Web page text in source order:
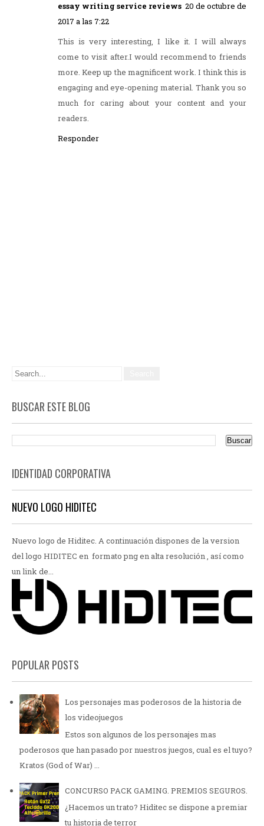
essay writing service reviews 20 de octubre de
2017 a las 7:22
This is very interesting, I like it. I will always
come to visit after.I would recommend to friends
more. Keep up the magnificent work. I think this is
engaging and eye-opening material. Thank you so
much for caring about your content and your
readers.
Responder
BUSCAR ESTE BLOG
IDENTIDAD CORPORATIVA
NUEVO LOGO HIDITEC
Nuevo logo de Hiditec. A continuación dispones de la version
del logo HIDITEC en formato png en alta resolución , así como
un link de...
POPULAR POSTS
Los personajes mas poderosos de la historia de
los videojuegos
Estos son algunos de los personajes mas
poderosos que han pasado por nuestros juegos, cual es el tuyo?
Kratos (God of War) ...
CONCURSO PACK GAMING. PREMIOS SEGUROS.
¿Hacemos un trato? Hiditec se dispone a premiar
tu historia de terror